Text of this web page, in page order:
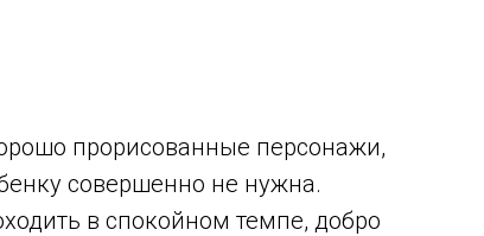
прорисованные персонажи,
совершенно не нужна.
в спокойном темпе, добро